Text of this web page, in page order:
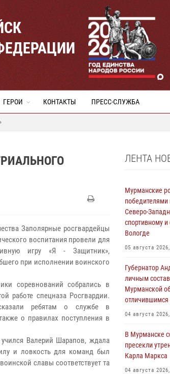
ГЕРОИ КОНТАКТЫ ПРЕСС-СЛУЖБА
Заполярные росгвардейцы
воспитания провели для
игру «Я - Защитник»,
при исполнении воинского
соревнований собрались в
работе спецназа Росгвардии.
ребятам о службе в
о правилах поступления в
Валерий Шарапов, ждала
и ловкость для команд был
славы соответствует та
ЛЕНТА
Мурманские
Северо-
спортивному
Вологде
05 августа
Губернатор
личным
Мурманской
отличившимся
04 августа
В Мурманске
пресекли
Карла Маркса
04 августа